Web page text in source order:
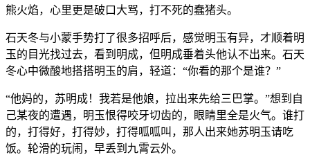
熊火焰，心里更是破口大骂，打不死的蠢猪头。
石天冬与小蒙手势打了很多招呼后，感觉明玉有异，才顺着明
玉的目光找过去，看到明成，但明成垂着头他认不出来。石天
冬心中微酸地搭搭明玉的肩，轻道：“你看的那个是谁？”
“他妈的，苏明成！我若是他娘，拉出来先给三巴掌。”想到自
己某夜的遭遇，明玉恨得咬牙切齿的，眼睛里全是火气。谁打
的，打得好，打得妙，打得呱呱叫，那人出来她苏明玉请吃
饭。轮滑的玩闹，早丢到九霄云外。